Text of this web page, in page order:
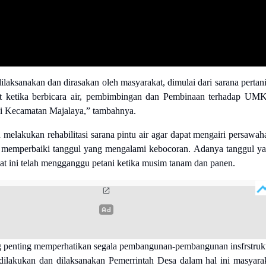
dan dirasakan oleh masyarakat, dimulai dari sarana
ketika berbicara air, pembimbingan dan Pembinaan terhadap
Kecamatan Majalaya,” tambahnya.
rehabilitasi sarana pintu air agar dapat mengairi
tanggul yang mengalami kebocoran. Adanya tanggul
ini telah mengganggu petani ketika musim tanam dan panen.
memperhatikan segala pembangunan-pembangunan
dan dilaksanakan Pemerrintah Desa dalam hal ini